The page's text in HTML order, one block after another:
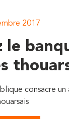
2017
le
consacre un